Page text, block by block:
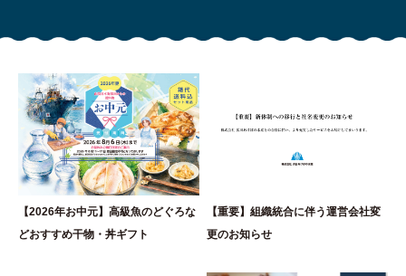
【2026年お中元】高級魚のどぐろな
どおすすめ干物・丼ギフト
【重要】組織統合に伴う運営会社変
更のお知らせ